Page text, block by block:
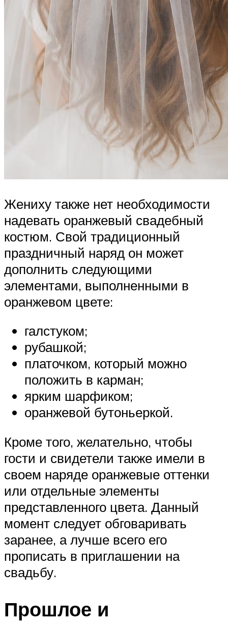
Жениху также нет необходимости
надевать оранжевый свадебный
костюм. Свой традиционный
праздничный наряд он может
дополнить следующими
элементами, выполненными в
оранжевом цвете:
галстуком;
рубашкой;
платочком, который можно
положить в карман;
ярким шарфиком;
оранжевой бутоньеркой.
Кроме того, желательно, чтобы
гости и свидетели также имели в
своем наряде оранжевые оттенки
или отдельные элементы
представленного цвета. Данный
момент следует обговаривать
заранее, а лучше всего его
прописать в приглашении на
свадьбу.
Прошлое и